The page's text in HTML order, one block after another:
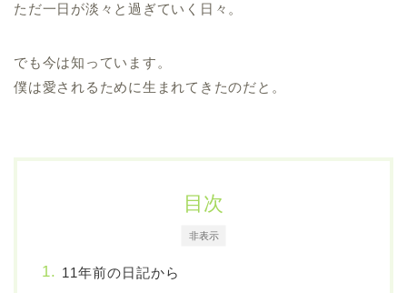
ただ一日が淡々と過ぎていく日々。
でも今は知っています。
僕は愛されるために生まれてきたのだと。
非表示
目次
11年前の日記から